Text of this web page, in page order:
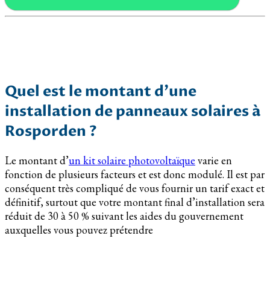
Quel est le montant d’une
installation de panneaux solaires à
Rosporden ?
Le montant d’un kit solaire photovoltaïque varie en
fonction de plusieurs facteurs et est donc modulé. Il est par
conséquent très compliqué de vous fournir un tarif exact et
définitif, surtout que votre montant final d’installation sera
réduit de 30 à 50 % suivant les aides du gouvernement
auxquelles vous pouvez prétendre